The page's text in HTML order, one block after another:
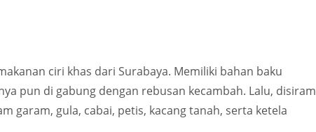
ciri khas dari Surabaya. Memiliki bahan baku
pun di gabung dengan rebusan kecambah. Lalu, disiram
garam, gula, cabai, petis, kacang tanah, serta ketela